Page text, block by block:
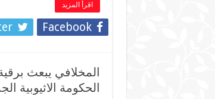
اقرأ المزيد
Facebook
المخلافي يبعث
الحكومة الاثيوبية